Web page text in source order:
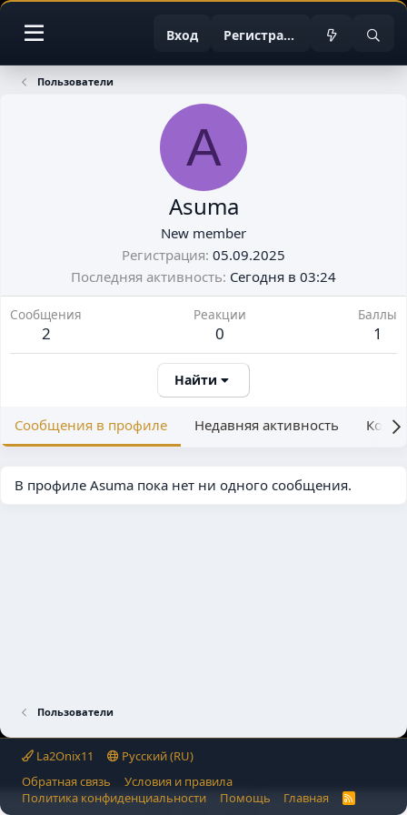
Вход Регистрация
Пользователи
A
Asuma
New member
Регистрация 05.09.2025
Последняя активность Сегодня в 03:24
Сообщения
2
Реакции
0
Баллы
1
Найти
Сообщения в профиле Недавняя активность
В профиле Asuma пока нет ни одного сообщения.
Пользователи
La2Onix11
Русский (RU)
Обратная связь
Условия и правила
Политика конфиденциальности
Помощь Главная
R